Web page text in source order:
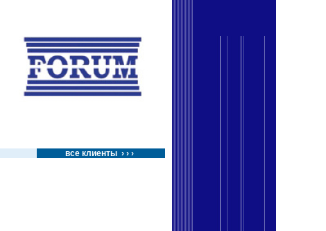
все клиенты › › ›